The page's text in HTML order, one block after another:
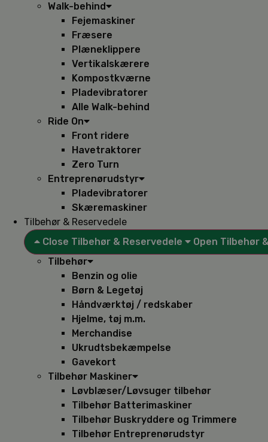
Walk-behind
Fejemaskiner
Fræsere
Plæneklippere
Vertikalskærere
Kompostkværne
Pladevibratorer
Alle Walk-behind
Ride On
Front ridere
Havetraktorer
Zero Turn
Entreprenørudstyr
Pladevibratorer
Skæremaskiner
Tilbehør & Reservedele
Close Tilbehør & Reservedele
Open Tilbehør
Tilbehør
Benzin og olie
Børn & Legetøj
Håndværktøj / redskaber
Hjelme, tøj m.m.
Merchandise
Ukrudtsbekæmpelse
Gavekort
Tilbehør Maskiner
Løvblæser/Løvsuger tilbehør
Tilbehør Batterimaskiner
Tilbehør Buskryddere og Trimmere
Tilbehør Entreprenørudstyr